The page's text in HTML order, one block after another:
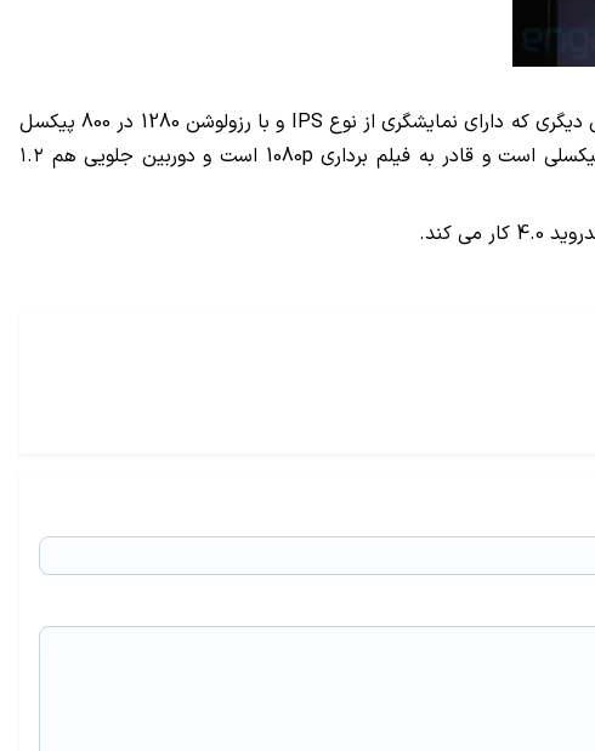
اما بنابر گزارش نارنجی، همه چیز به معرفی محصولات آینده خلاصه نشد. می توانید با Eee Pad MeMO آشنا شوید. تبلت 7 اینچی دیگری که دارای نمایشگری از نوع IPS و با رزولوشن 1280 در 800 پیکسل
است و با یک گیگابایت رم وارد بازار می شود. حافظه داخلی اش هم ۱۶ و ۳۲ گیگابایتی خواهد بود. دوربین اصلی اش ۵ مگاپیکسلی است و قادر به فیلم برداری 1080p است و دوربین جلویی هم ۱.۲